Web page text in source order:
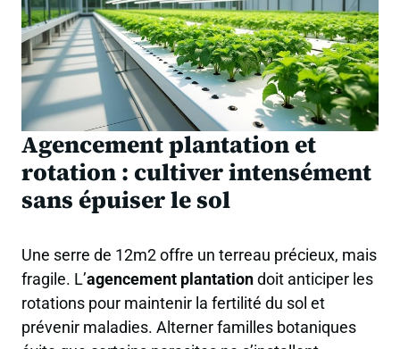
Agencement plantation et
rotation : cultiver intensément
sans épuiser le sol
Une serre de 12m2 offre un terreau précieux, mais
fragile. L’agencement plantationdoit anticiper les
rotations pour maintenir la fertilité du sol et
prévenir maladies. Alterner familles botaniques